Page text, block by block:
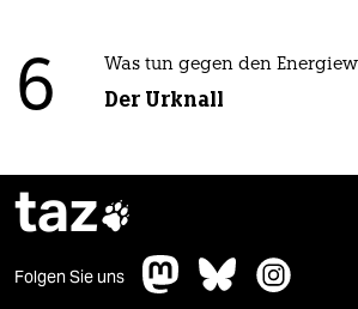
6 Was tun gegen den
Der Urknall
taz
Folgen Sie uns